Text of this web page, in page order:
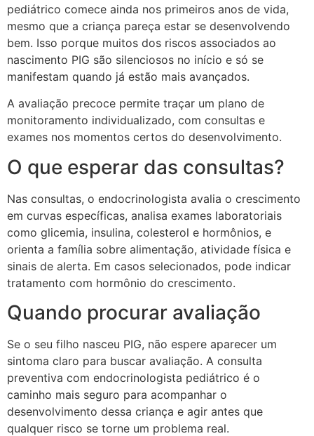
pediátrico comece ainda nos primeiros anos de vida,
mesmo que a criança pareça estar se desenvolvendo
bem. Isso porque muitos dos riscos associados ao
nascimento PIG são silenciosos no início e só se
manifestam quando já estão mais avançados.
A avaliação precoce permite traçar um plano de
monitoramento individualizado, com consultas e
exames nos momentos certos do desenvolvimento.
O que esperar das consultas?
Nas consultas, o endocrinologista avalia o crescimento
em curvas específicas, analisa exames laboratoriais
como glicemia, insulina, colesterol e hormônios, e
orienta a família sobre alimentação, atividade física e
sinais de alerta. Em casos selecionados, pode indicar
tratamento com hormônio do crescimento.
Quando procurar avaliação
Se o seu filho nasceu PIG, não espere aparecer um
sintoma claro para buscar avaliação. A consulta
preventiva com endocrinologista pediátrico é o
caminho mais seguro para acompanhar o
desenvolvimento dessa criança e agir antes que
qualquer risco se torne um problema real.